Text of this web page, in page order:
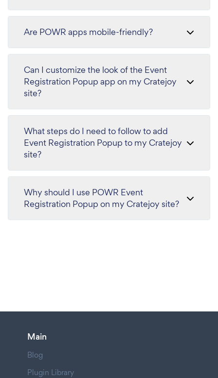
Are POWR apps mobile-friendly?
Can I customize the look of the Event
Registration Popup app on my Cratejoy
site?
What steps do I need to follow to add
Event Registration Popup to my Cratejoy
site?
Why should I use POWR Event
Registration Popup on my Cratejoy site?
Main
Blog
Plugin Library